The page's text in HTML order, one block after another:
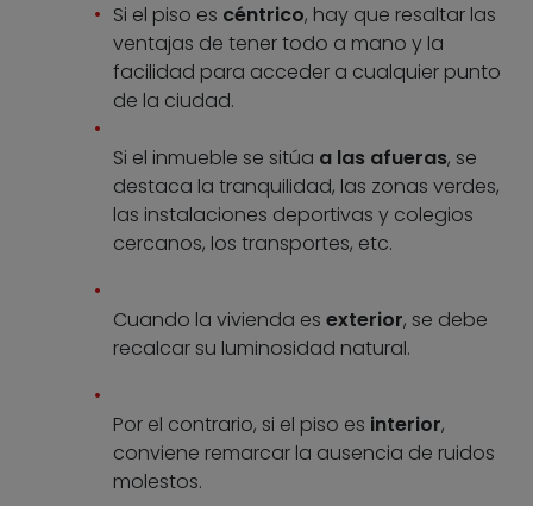
Si el piso es céntrico, hay que resaltar las
ventajas de tener todo a mano y la
facilidad para acceder a cualquier punto
de la ciudad.
Si el inmueble se sitúa a las afueras, se
destaca la tranquilidad, las zonas verdes,
las instalaciones deportivas y colegios
cercanos, los transportes, etc.
Cuando la vivienda es exterior, se debe
recalcar su luminosidad natural.
Por el contrario, si el piso es interior,
conviene remarcar la ausencia de ruidos
molestos.